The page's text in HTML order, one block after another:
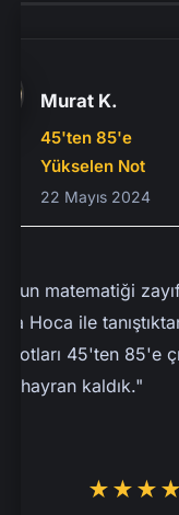
Murat K.
45'ten 85'e
Yükselen Not
22 Mayıs 2024
matematiği zayıftı,
ile tanıştıktan
45'ten 85'e çıktı.
kaldık."
★★★★★